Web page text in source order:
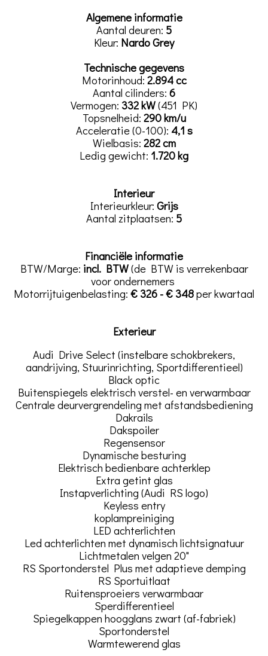
Algemene informatie
Aantal deuren: 5
Kleur: Nardo Grey
Technische gegevens
Motorinhoud: 2.894 cc
Aantal cilinders: 6
Vermogen: 332 kW(451 PK)
Topsnelheid: 290 km/u
Acceleratie (0-100): 4,1 s
Wielbasis: 282 cm
Ledig gewicht: 1.720 kg
Interieur
Interieurkleur: Grijs
Aantal zitplaatsen: 5
Financiële informatie
BTW/Marge: incl. BTW(de BTW is verrekenbaar
voor ondernemers
Motorrijtuigenbelasting: € 326 - € 348per kwartaal
Exterieur
Audi Drive Select (instelbare schokbrekers,
aandrijving, Stuurinrichting, Sportdifferentieel)
Black optic
Buitenspiegels elektrisch verstel- en verwarmbaar
Centrale deurvergrendeling met afstandsbediening
Dakrails
Dakspoiler
Regensensor
Dynamische besturing
Elektrisch bedienbare achterklep
Extra getint glas
Instapverlichting (Audi RS logo)
Keyless entry
koplampreiniging
LED achterlichten
Led achterlichten met dynamisch lichtsignatuur
Lichtmetalen velgen 20"
RS Sportonderstel Plus met adaptieve demping
RS Sportuitlaat
Ruitensproeiers verwarmbaar
Sperdifferentieel
Spiegelkappen hoogglans zwart (af-fabriek)
Sportonderstel
Warmtewerend glas